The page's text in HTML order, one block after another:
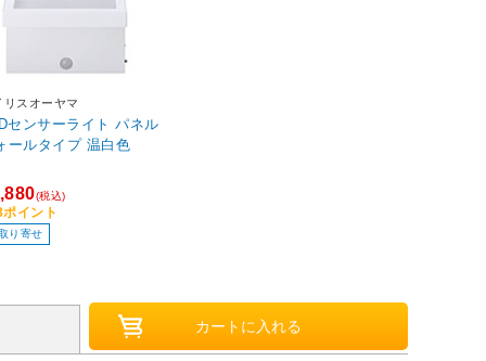
リスオーヤマ
センサーライト パネル
ールタイプ 温白色
(税込)
イント
り寄せ